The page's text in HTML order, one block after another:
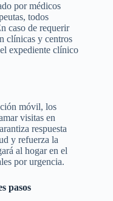
por médicos
todos
caso de requerir
clínicas y centros
expediente clínico
móvil, los
visitas en
respuesta
y refuerza la
al hogar en el
por urgencia.
pasos